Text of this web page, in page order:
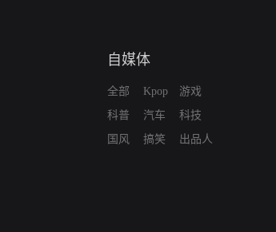
自媒体
全部
科普
国风
Kpop
汽车
搞笑
游戏
科技
出品人